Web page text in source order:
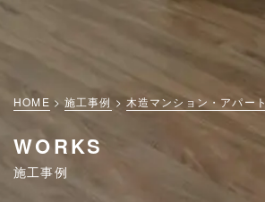
HOME 施工事例 木造マンション・アパート
WORKS
施工事例